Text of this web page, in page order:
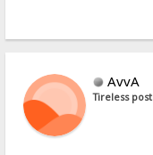
AvvA
Tireless